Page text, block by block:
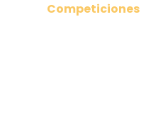
Competiciones